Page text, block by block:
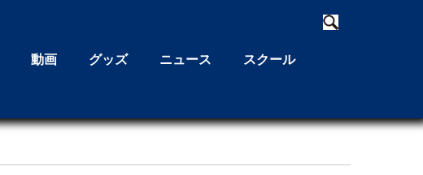
動画 グッズ ニュース スクール